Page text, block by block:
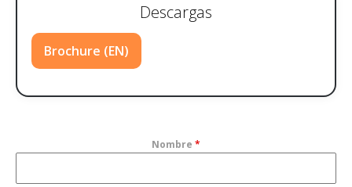
Descargas
Brochure (EN)
Nombre *